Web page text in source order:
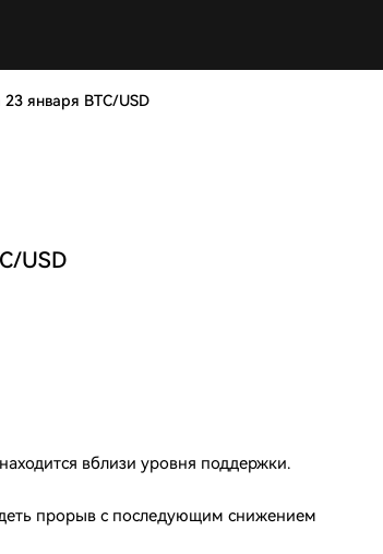
января BTC/USD
USD
вблизи уровня поддержки.
прорыв с последующим снижением